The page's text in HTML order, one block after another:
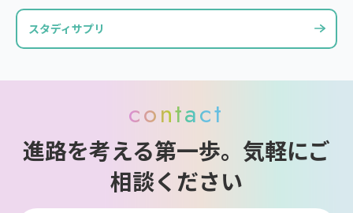
スタディサプリ
contact
進路を考える第一歩。気軽にご
相談ください